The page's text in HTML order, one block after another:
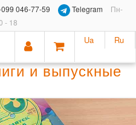
099 046-77-59 Telegram
Пн-
- 18
Ua Ru
и выпускные